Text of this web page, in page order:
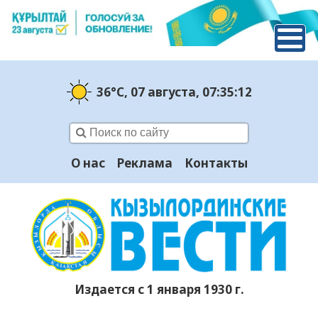
36°C, 07 августа, 07:35:13
О нас Реклама Контакты
Издается с 1 января 1930 г.